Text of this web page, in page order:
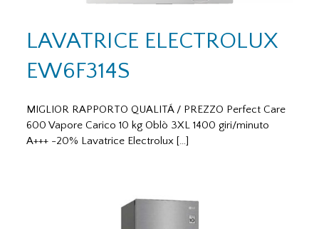
LAVATRICE ELECTROLUX
EW6F314S
MIGLIOR RAPPORTO QUALITÁ / PREZZO Perfect Care
600 Vapore Carico 10 kg Oblò 3XL 1400 giri/minuto
A+++ -20% Lavatrice Electrolux […]